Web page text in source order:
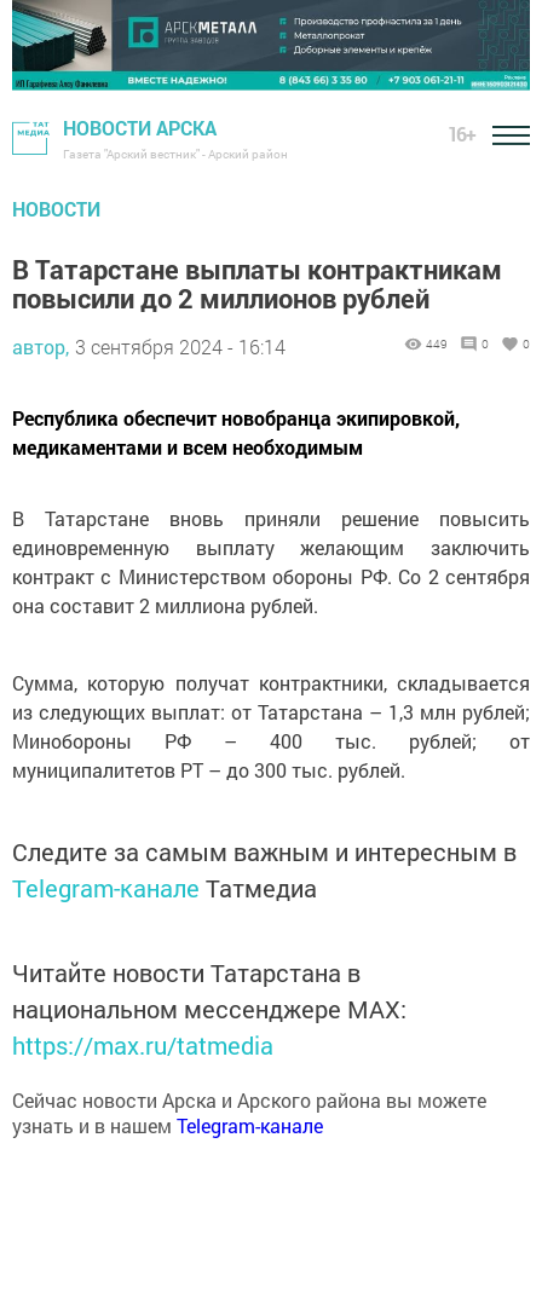
НОВОСТИ АРСКА
Газета "Арский вестник" - Арский район
16+
НОВОСТИ
В Татарстане выплаты контрактникам
повысили до 2 миллионов рублей
автор, 3 сентября 2024 - 16:14 449 0 0
Республика обеспечит новобранца экипировкой,
медикаментами и всем необходимым
В Татарстане вновь приняли решение повысить
единовременную выплату желающим заключить
контракт с Министерством обороны РФ. Со 2 сентября
она составит 2 миллиона рублей.
Сумма, которую получат контрактники, складывается
из следующих выплат: от Татарстана – 1,3 млн рублей;
Минобороны РФ – 400 тыс. рублей; от
муниципалитетов РТ – до 300 тыс. рублей.
Следите за самым важным и интересным в
Telegram-канале Татмедиа
Читайте новости Татарстана в
национальном мессенджере MАХ:
https://max.ru/tatmedia
Сейчас новости Арска и Арского района вы можете
узнать и в нашем Telegram-канале